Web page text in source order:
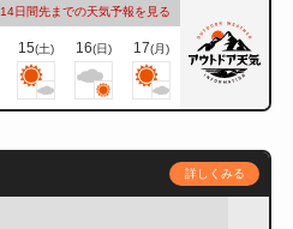
14日間先までの天気予報を見る
15(土) 16(日) 17(月)
詳しくみる